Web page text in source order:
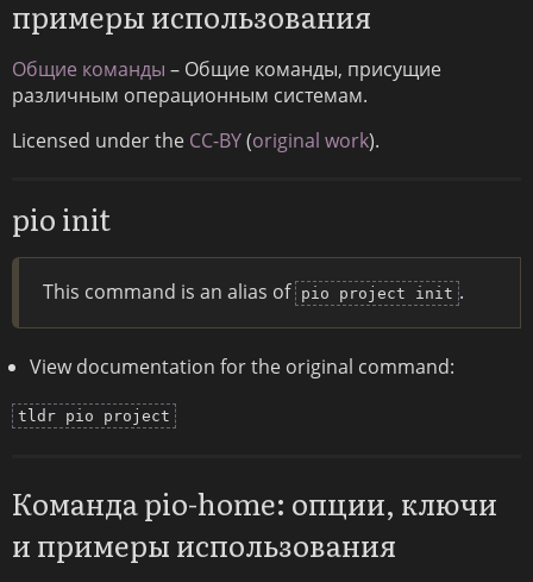
примеры использования
Общие команды – Общие команды, присущие
различным операционным системам.
Licensed under the CC-BY(original work).
pio init
This command is an alias of pio project init .
View documentation for the original command:
tldr pio project
Команда pio-home: опции, ключи
и примеры использования